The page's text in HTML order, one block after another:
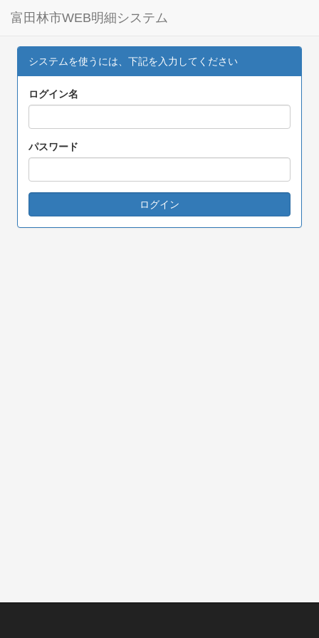
富田林市WEB明細システム
システムを使うには、下記を入力してください
ログイン名
パスワード